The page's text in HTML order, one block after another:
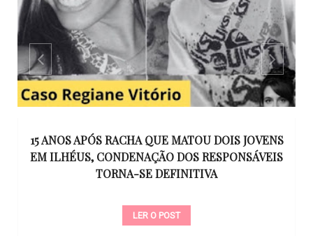
15 ANOS APÓS RACHA QUE MATOU DOIS JOVENS
EM ILHÉUS, CONDENAÇÃO DOS RESPONSÁVEIS
TORNA-SE DEFINITIVA
LER O POST